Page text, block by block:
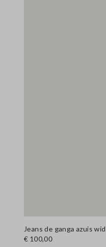
Jeans de ganga azuis
€ 100,00